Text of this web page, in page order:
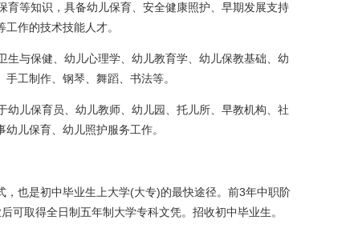
等知识，具备幼儿保育、安全健康照护、早期发展支持
作的技术技能人才。
与保健、幼儿心理学、幼儿教育学、幼儿保教基础、幼
工制作、钢琴、舞蹈、书法等。
儿保育员、幼儿教师、幼儿园、托儿所、早教机构、社
儿保育、幼儿照护服务工作。
也是初中毕业生上大学(大专)的最快途径。前3年中职阶
可取得全日制五年制大学专科文凭。招收初中毕业生。